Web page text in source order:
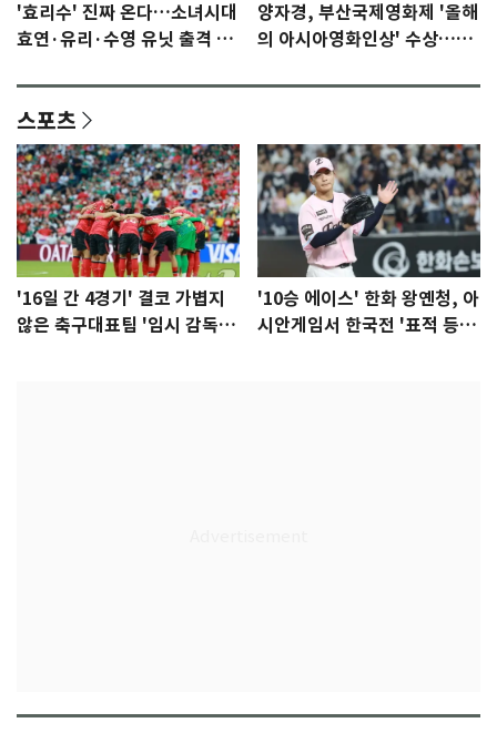
'효리수' 진짜 온다…소녀시대
효연·유리·수영 유닛 출격 [N
양자경, 부산국제영화제 '올해
의 아시아영화인상' 수상…15
스포츠
'16일 간 4경기' 결코 가볍지
않은 축구대표팀 '임시 감독'
'10승 에이스' 한화 왕옌청, 아
시안게임서 한국전 '표적 등